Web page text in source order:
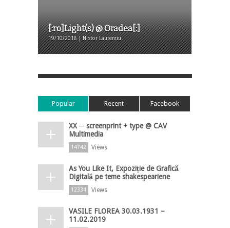
[:ro]Light(s) @ Oradea[:]
19/10/2018 | Nistor Laurențiu
Popular Recent Facebook
XX ─ screenprint + type @ CAV
Multimedia
14742 Views
As You Like It, Expoziție de Grafică
Digitală pe teme shakespeariene
12334 Views
VASILE FLOREA 30.03.1931 –
11.02.2019